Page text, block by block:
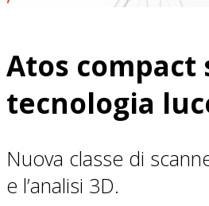
Atos compact
tecnologia
Nuova classe di
e l’analisi 3D.